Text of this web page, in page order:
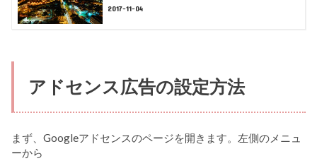
2017-11-04
アドセンス広告の設定方法
まず、Googleアドセンスのページを開きます。左側のメニュ
ーから